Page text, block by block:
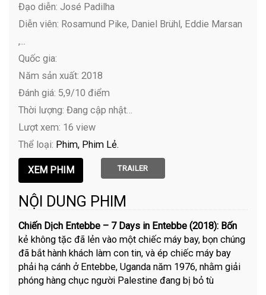
Đạo diễn: José Padilha
Diễn viên: Rosamund Pike, Daniel Brühl, Eddie Marsan
,...
Quốc gia:
Năm sản xuất: 2018
Đánh giá: 5,9/10 điểm
Thời lượng: Đang cập nhật…
Lượt xem: 16 view
Thể loại: Phim Phim Lẻ
TRAILER
NỘI DUNG PHIM
Chiến Dịch Entebbe – 7 Days in Entebbe (2018): Bốn
kẻ không tặc đã lẻn vào một chiếc máy bay, bọn chúng
đã bắt hành khách làm con tin, và ép chiếc máy bay
phải hạ cánh ở Entebbe, Uganda năm 1976, nhằm giải
phóng hàng chục người Palestine đang bị bỏ tù